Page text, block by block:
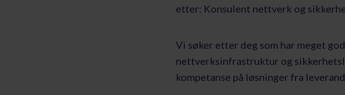
etter: Konsulent nettverk og
Vi søker etter deg som har meget
nettverksinfrastruktur og
kompetanse på løsninger fra